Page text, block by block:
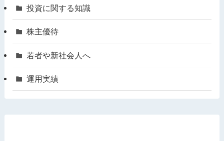
投資に関する知識
株主優待
若者や新社会人へ
運用実績